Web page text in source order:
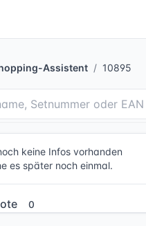
Assistent 10895
keine Infos vorhanden
es später noch einmal.
0